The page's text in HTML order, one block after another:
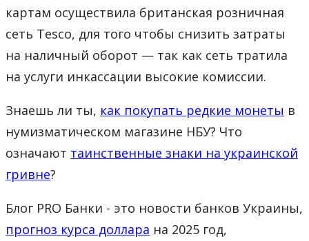
картам осуществила британская розничная
сеть Tesco, для того чтобы снизить затраты
на наличный оборот — так как сеть тратила
на услуги инкассации высокие комиссии.
Знаешь ли ты, как покупать редкие монеты в
нумизматическом магазине НБУ? Что
означают таинственные знаки на украинской
гривне?
Блог PRO Банки - это новости банков Украины,
прогноз курса доллара на 2025 год,